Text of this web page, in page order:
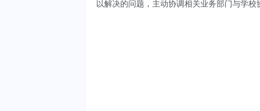
以解决的问题，主动协调相关业务部门与学